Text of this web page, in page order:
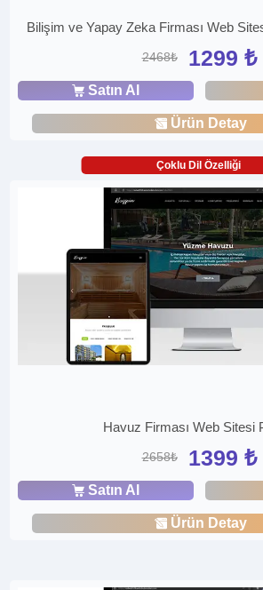
Bilişim ve Yapay Zeka Firması Web
2468₺ 1299 ₺
Satın Al
Ürün Detay
Çoklu Dil Özelliği
Havuz Firması Web Sitesi
2658₺ 1399 ₺
Satın Al
Ürün Detay